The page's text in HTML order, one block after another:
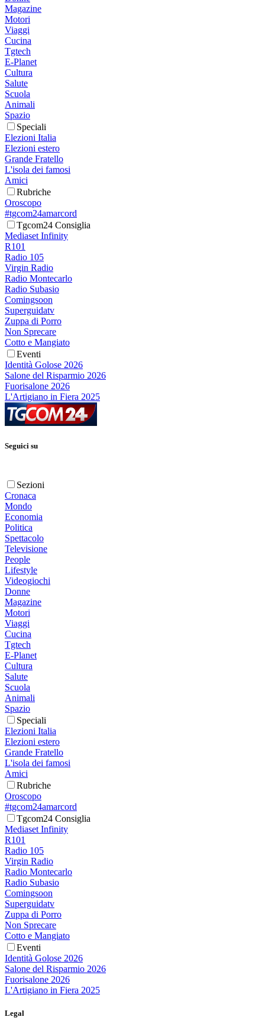
Magazine
Motori
Viaggi
Cucina
Tgtech
E-Planet
Cultura
Salute
Scuola
Animali
Spazio
Speciali
Elezioni Italia
Elezioni estero
Grande Fratello
L'isola dei famosi
Amici
Rubriche
Oroscopo
#tgcom24amarcord
Tgcom24 Consiglia
Mediaset Infinity
R101
Radio 105
Virgin Radio
Radio Montecarlo
Radio Subasio
Comingsoon
Superguidatv
Zuppa di Porro
Non Sprecare
Cotto e Mangiato
Eventi
Identità Golose 2026
Salone del Risparmio 2026
Fuorisalone 2026
L'Artigiano in Fiera 2025
Seguici su
Sezioni
Cronaca
Mondo
Economia
Politica
Spettacolo
Televisione
People
Lifestyle
Videogiochi
Donne
Magazine
Motori
Viaggi
Cucina
Tgtech
E-Planet
Cultura
Salute
Scuola
Animali
Spazio
Speciali
Elezioni Italia
Elezioni estero
Grande Fratello
L'isola dei famosi
Amici
Rubriche
Oroscopo
#tgcom24amarcord
Tgcom24 Consiglia
Mediaset Infinity
R101
Radio 105
Virgin Radio
Radio Montecarlo
Radio Subasio
Comingsoon
Superguidatv
Zuppa di Porro
Non Sprecare
Cotto e Mangiato
Eventi
Identità Golose 2026
Salone del Risparmio 2026
Fuorisalone 2026
L'Artigiano in Fiera 2025
Legal